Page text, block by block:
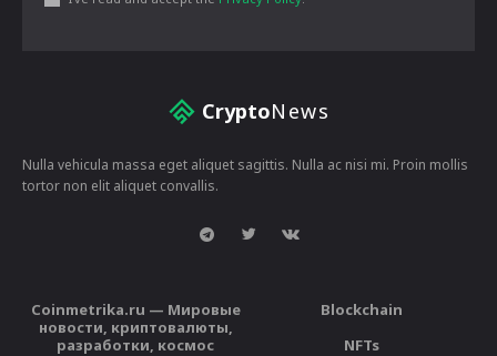
CryptoNews
Nulla vehicula massa eget aliquet sagittis. Nulla ac nisi mi. Proin mollis
tortor non elit aliquet convallis.
Coinmetrika.ru — Мировые
новости, криптовалюты,
разработки, космос
Blockchain
NFTs